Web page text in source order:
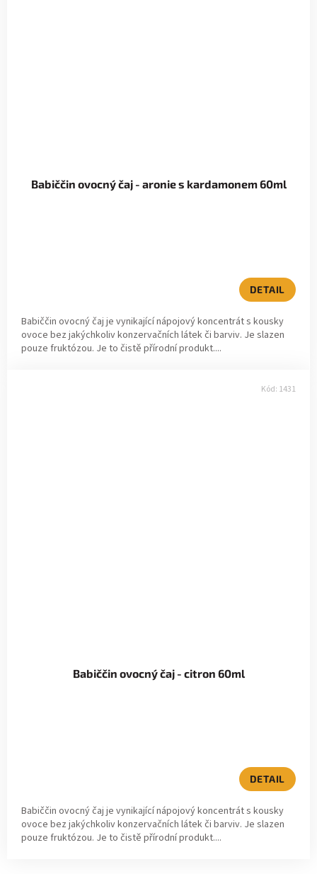
Babiččin ovocný čaj - aronie s kardamonem 60ml
DETAIL
Babiččin ovocný čaj je vynikající nápojový koncentrát s kousky
ovoce bez jakýchkoliv konzervačních látek či barviv. Je slazen
pouze fruktózou. Je to čistě přírodní produkt....
Babiččin ovocný čaj - citron 60ml
DETAIL
Babiččin ovocný čaj je vynikající nápojový koncentrát s kousky
ovoce bez jakýchkoliv konzervačních látek či barviv. Je slazen
pouze fruktózou. Je to čistě přírodní produkt....
Kód: 1431